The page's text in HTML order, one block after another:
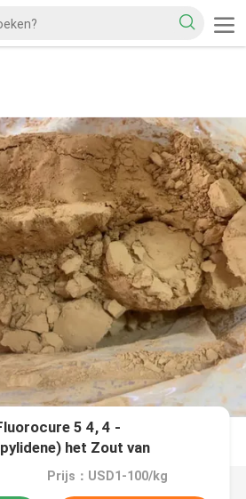
5 4, 4 -
het Zout van
Prijs：USD1-100/kg